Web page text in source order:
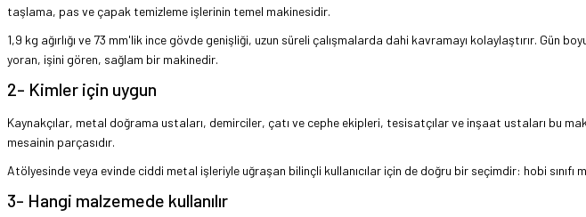
taşlama, pas ve çapak temizleme işlerinin temel makinesidir.
1,9 kg ağırlığı ve 73 mm'lik ince gövde genişliği, uzun süreli çalışmalarda dahi kavramayı kolaylaştırır.
yoran, işini gören, sağlam bir makinedir.
2- Kimler için uygun
Kaynakçılar, metal doğrama ustaları, demirciler, çatı ve cephe ekipleri, tesisatçılar ve inşaat ustaları bu
mesainin parçasıdır.
Atölyesinde veya evinde ciddi metal işleriyle uğraşan bilinçli kullanıcılar için de doğru bir seçimdir: hobi
3- Hangi malzemede kullanılır